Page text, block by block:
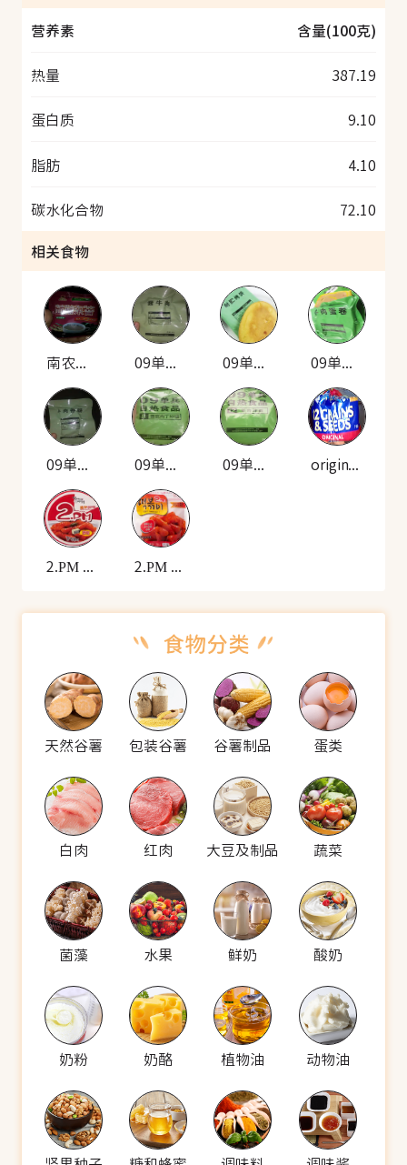
营养素
含量(100克)
热量 387.19
蛋白质 9.10
脂肪 4.10
碳水化合物
72.10
相关食物
南农食品 南农 血糯米昔 09单兵 自热米饭套餐(酱牛肉) 09单兵 自热米饭套餐(耐贮烤饼) 09单兵 自热米饭套餐(牛肉蛋卷)
09单兵 自热米饭套餐(牛肉香肠) 09单兵 自热食品(雪菜肉丁炒饭) 09单兵 自热食品(羊肉拌面) original 12种谷物种子的面包
2.PM 韩式炒年糕(碗装) 2.PM 香辣年糕(袋装)
天然谷薯 包装谷薯 谷薯制品 蛋类
白肉 红肉 大豆及制品 蔬菜
菌藻 水果 鲜奶 酸奶
奶粉 奶酪 植物油 动物油